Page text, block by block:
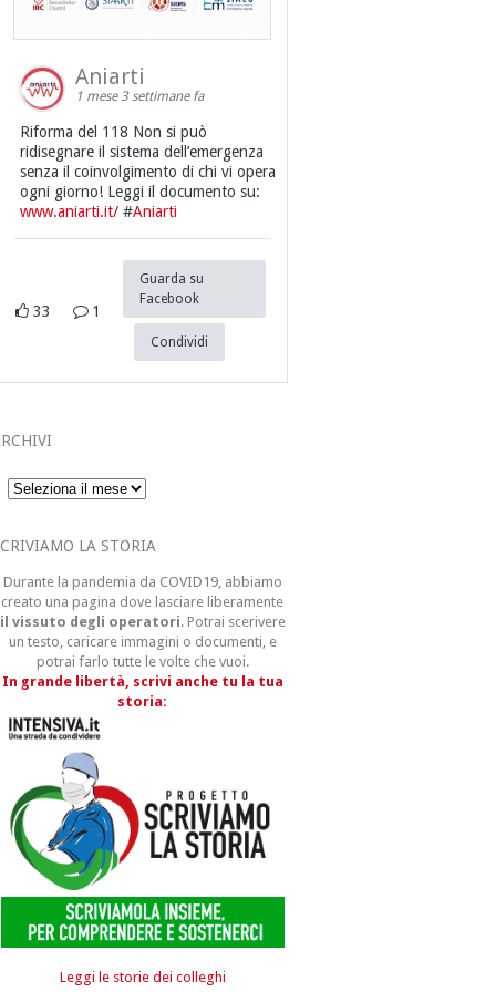
Aniarti
1 mese 3 settimane fa
Riforma del 118 Non si può
ridisegnare il sistema dell’emergenza
senza il coinvolgimento di chi vi opera
ogni giorno! Leggi il documento su:
www.aniarti.it/ #Aniarti
33 1
Guarda su
Facebook
Condividi
LA STORIA
Durante la pandemia da COVID19, abbiamo
creato una pagina dove lasciare liberamente
il vissuto degli operatori. Potrai scerivere
un testo, caricare immagini o documenti, e
potrai farlo tutte le volte che vuoi.
In grande libertà, scrivi anche tu la tua
storia:
Leggi le storie dei colleghi